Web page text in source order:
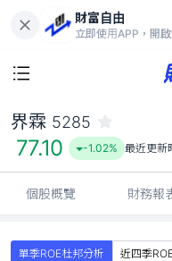
財富自由
立即使用APP，開
界霖 5285
77.10 -1.02% 最近更新
個股概覽 財務報
單季ROE杜邦分析
近四季